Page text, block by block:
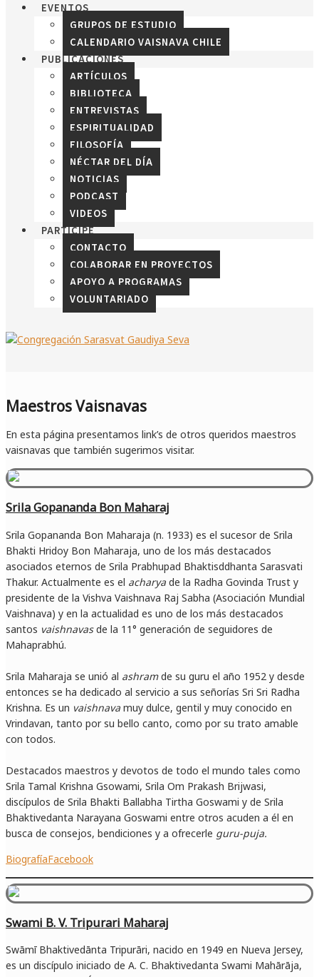
EVENTOS
GRUPOS DE ESTUDIO
CALENDARIO VAISNAVA CHILE
PUBLICACIONES
ARTÍCULOS
BIBLIOTECA
ENTREVISTAS
ESPIRITUALIDAD
FILOSOFÍA
NÉCTAR DEL DÍA
NOTICIAS
PODCAST
VIDEOS
PARTICIPE
CONTACTO
COLABORAR EN PROYECTOS
APOYO A PROGRAMAS
VOLUNTARIADO
Maestros Vaisnavas
En esta página presentamos link’s de otros queridos maestros
vaisnavas que también sugerimos visitar.
Srila Gopananda Bon Maharaj
Srila Gopananda Bon Maharaja (n. 1933) es el sucesor de Srila
Bhakti Hridoy Bon Maharaja, uno de los más destacados
asociados eternos de Srila Prabhupad Bhaktisddhanta Sarasvati
Thakur. Actualmente es el acharya de la Radha Govinda Trust y
presidente de la Vishva Vaishnava Raj Sabha (Asociación Mundial
Vaishnava) y en la actualidad es uno de los más destacados
santos vaishnavasde la 11° generación de seguidores de
Mahaprabhú.
Srila Maharaja se unió al ashramde su guru el año 1952 y desde
entonces se ha dedicado al servicio a sus señorías Sri Sri Radha
Krishna. Es un vaishnava muy dulce, gentil y muy conocido en
Vrindavan, tanto por su bello canto, como por su trato amable
con todos.
Destacados maestros y devotos de todo el mundo tales como
Srila Tamal Krishna Gsowami, Srila Om Prakash Brijwasi,
discípulos de Srila Bhakti Ballabha Tirtha Goswami y de Srila
Bhaktivedanta Narayana Goswami entre otros acuden a él en
busca de consejos, bendiciones y a ofrecerle guru-puja.
BiografíaFacebook
Swami B. V. Tripurari Maharaj
Swāmī Bhaktivedānta Tripurāri, nacido en 1949 en Nueva Jersey,
es un discípulo iniciado de A. C. Bhaktivedanta Swami Mahārāja,